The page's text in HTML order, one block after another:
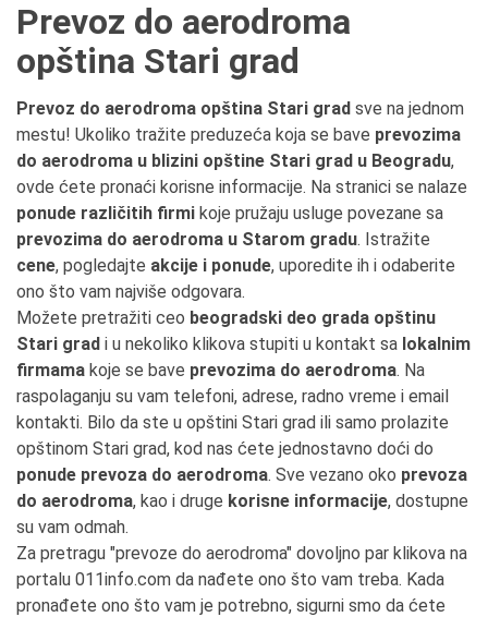
Prevoz do aerodroma
opština Stari grad
Prevoz do aerodroma opština Stari grad sve na jednom
mestu! Ukoliko tražite preduzeća koja se bave prevozima
do aerodroma u blizini opštine Stari grad u Beogradu,
ovde ćete pronaći korisne informacije. Na stranici se nalaze
ponude različitih firmi koje pružaju usluge povezane sa
prevozima do aerodroma u Starom gradu. Istražite
cene, pogledajte akcije i ponude, uporedite ih i odaberite
ono što vam najviše odgovara.
Možete pretražiti ceo beogradski deo grada opštinu
Stari grad i u nekoliko klikova stupiti u kontakt sa lokalnim
firmama koje se bave prevozima do aerodroma. Na
raspolaganju su vam telefoni, adrese, radno vreme i email
kontakti. Bilo da ste u opštini Stari grad ili samo prolazite
opštinom Stari grad, kod nas ćete jednostavno doći do
ponude prevoza do aerodroma. Sve vezano oko prevoza
do aerodroma, kao i druge korisne informacije, dostupne
su vam odmah.
Za pretragu "prevoze do aerodroma" dovoljno par klikova na
portalu 011info.com da nađete ono što vam treba. Kada
pronađete ono što vam je potrebno, sigurni smo da ćete